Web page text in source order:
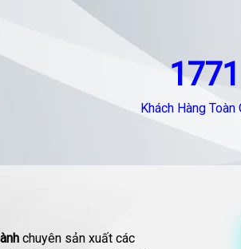
1771
Khách Hàng Toàn
chuyên sản xuất các